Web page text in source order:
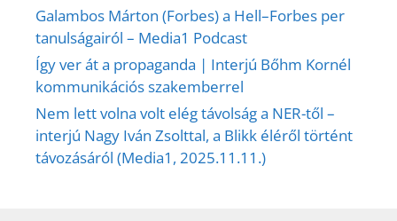
Galambos Márton (Forbes) a Hell–Forbes per
tanulságairól – Media1 Podcast
Így ver át a propaganda | Interjú Bőhm Kornél
kommunikációs szakemberrel
Nem lett volna volt elég távolság a NER-től –
interjú Nagy Iván Zsolttal, a Blikk éléről történt
távozásáról (Media1, 2025.11.11.)